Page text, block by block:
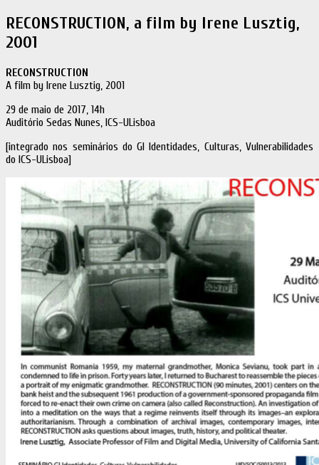
RECONSTRUCTION, a film by Irene Lusztig,
2001
RECONSTRUCTION
A film by Irene Lusztig, 2001
29 de maio de 2017, 14h
Auditório Sedas Nunes, ICS-ULisboa
[integrado nos seminários do GI Identidades, Culturas, Vulnerabilidades
do ICS-ULisboa]